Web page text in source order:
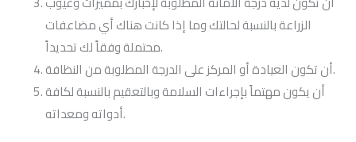
الزراعة بالنسبة لحالتك وما إذا كانت هناك أي مضاعفات
محتملة وفقاً لك تحديداً.
أن تكون العيادة أو المركز على الدرجة المطلوبة من النظافة.
أن يكون مهتماً بإجراءات السلامة وبالتعقيم بالنسبة لكافة
أدواته ومعداته.